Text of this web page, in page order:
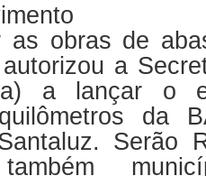
as obras de
a
a lançar o
da
Serão
também